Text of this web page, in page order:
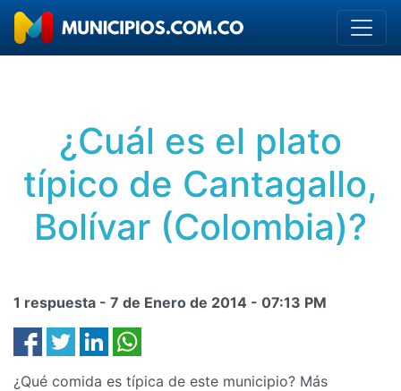
¿Cuál es el plato
típico de Cantagallo,
Bolívar (Colombia)?
1 respuesta - 7 de Enero de 2014 - 07:13 PM
¿Qué comida es típica de este municipio? Más